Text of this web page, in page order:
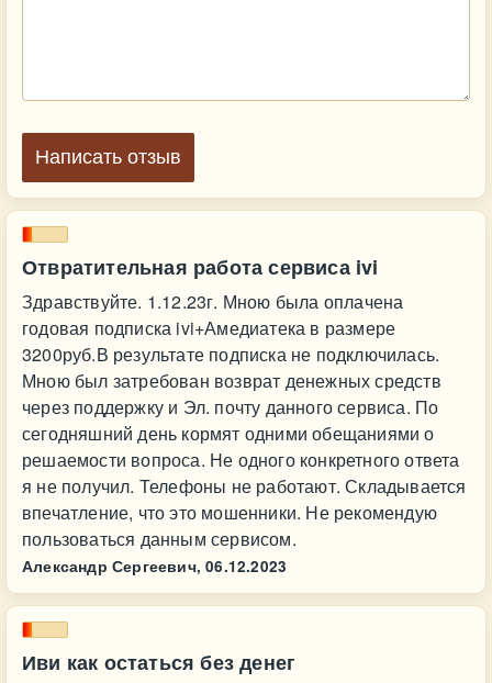
Отвратительная работа сервиса ivi
Здравствуйте. 1.12.23г. Мною была оплачена
годовая подписка ivi+Амедиатека в размере
3200руб.В результате подписка не подключилась.
Мною был затребован возврат денежных средств
через поддержку и Эл. почту данного сервиса. По
сегодняшний день кормят одними обещаниями о
решаемости вопроса. Не одного конкретного ответа
я не получил. Телефоны не работают. Складывается
впечатление, что это мошенники. Не рекомендую
пользоваться данным сервисом.
Александр Сергеевич, 06.12.2023
Иви как остаться без денег
Написать отзыв